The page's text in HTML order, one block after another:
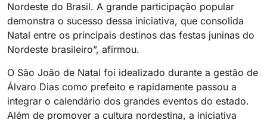
Nordeste do Brasil. A grande participação popular
demonstra o sucesso dessa iniciativa, que consolida
Natal entre os principais destinos das festas juninas do
Nordeste brasileiro”, afirmou.
O São João de Natal foi idealizado durante a gestão de
Álvaro Dias como prefeito e rapidamente passou a
integrar o calendário dos grandes eventos do estado.
Além de promover a cultura nordestina, a iniciativa